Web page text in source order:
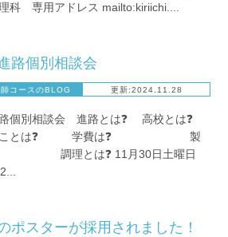
科 専用アドレス mailto:kiriichi....
路個別相談会
コースのBLOG 更新:2024.11.28
個別相談会 進路とは❓ 高校とは❓
いことは❓ 学費は❓ 製
調理とは❓ 11月30日土曜日
ポスターが採用されました！